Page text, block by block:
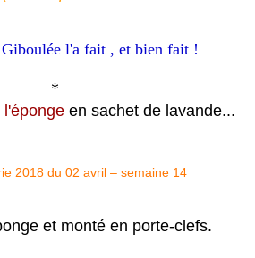
l'a fait , et bien fait !
*
l'éponge en sachet de lavande...
et monté en porte-clefs.